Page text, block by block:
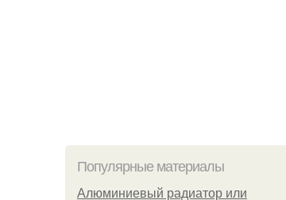
Популярные материалы
Алюминиевый радиатор или